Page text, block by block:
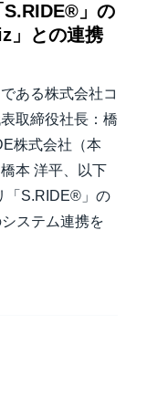
S.RIDE®」の
」との連携
ある株式会社コ
取締役社長：橋
株式会社（本
本 洋平、以下
「S.RIDE®」の
ステム連携を